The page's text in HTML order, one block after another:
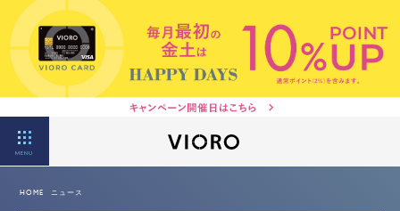
MENU
HOME ニュース